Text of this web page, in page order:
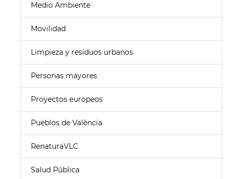
Medio Ambiente
Movilidad
Limpieza y residuos urbanos
Personas mayores
Proyectos europeos
Pueblos de València
RenaturaVLC
Salud Pública